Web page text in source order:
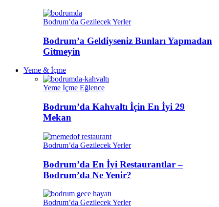
Bodrum’da Gezilecek Yerler
Bodrum’a Geldiyseniz Bunları Yapmadan
Gitmeyin
Yeme & İçme
Yeme İçme Eğlence
Bodrum’da Kahvaltı İçin En İyi 29
Mekan
Bodrum’da Gezilecek Yerler
Bodrum’da En İyi Restaurantlar –
Bodrum’da Ne Yenir?
Bodrum’da Gezilecek Yerler